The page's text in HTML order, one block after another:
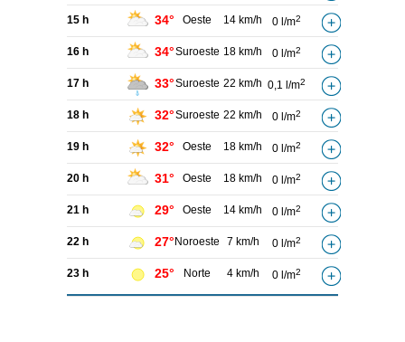
15 h 34° Oeste 14 km/h 0 l/m2
16 h 34°Suroeste 18 km/h 0 l/m2
17 h 33°Suroeste 22 km/h 0,1 l/m2
18 h 32°Suroeste 22 km/h 0 l/m2
19 h 32° Oeste 18 km/h 0 l/m2
20 h 31° Oeste 18 km/h 0 l/m2
21 h 29° Oeste 14 km/h 0 l/m2
22 h 27° Noroeste 7 km/h 0 l/m2
23 h 25° Norte 4 km/h 0 l/m2